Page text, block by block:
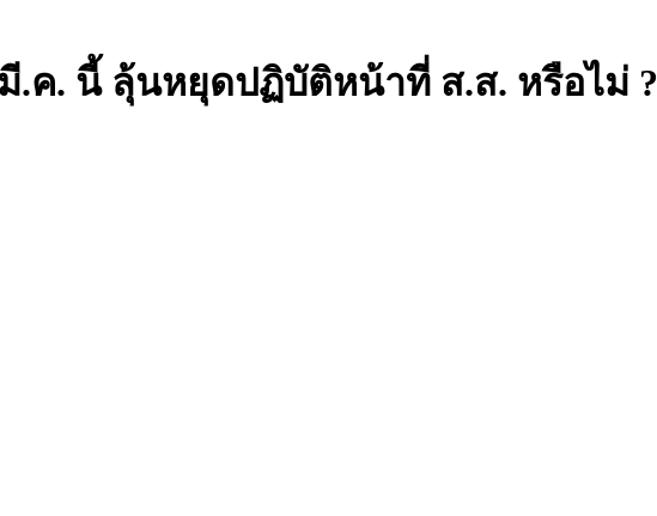
.ค. นี้ ลุ้นหยุดปฏิบัติหน้าที่ ส.ส. หรือไม่ ?